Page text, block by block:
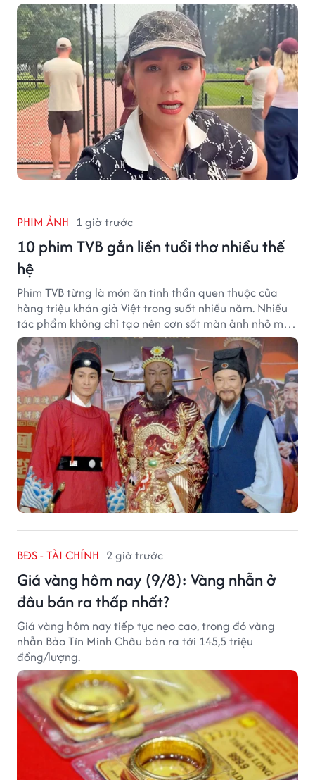
PHIM ẢNH 1 giờ trước
10 phim TVB gắn liền tuổi thơ nhiều thế
hệ
Phim TVB từng là món ăn tinh thần quen thuộc của
hàng triệu khán giả Việt trong suốt nhiều năm. Nhiều
tác phẩm không chỉ tạo nên cơn sốt màn ảnh nhỏ mà
còn trở thành ký ức khó quên của cả một thế hệ.
BĐS - TÀI CHÍNH 2 giờ trước
Giá vàng hôm nay (9/8): Vàng nhẫn ở
đâu bán ra thấp nhất?
Giá vàng hôm nay tiếp tục neo cao, trong đó vàng
nhẫn Bảo Tín Minh Châu bán ra tới 145,5 triệu
đồng/lượng.